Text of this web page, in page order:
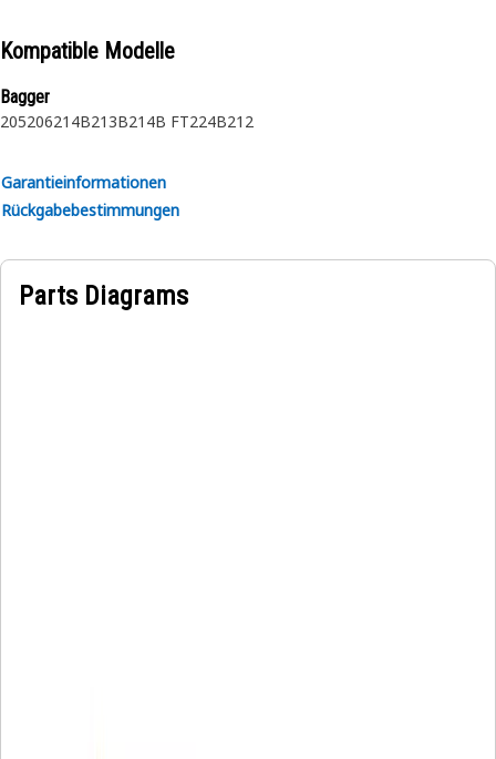
Kompatible Modelle
Bagger
205206214B213B214B FT224B212
Garantieinformationen
Rückgabebestimmungen
Parts Diagrams